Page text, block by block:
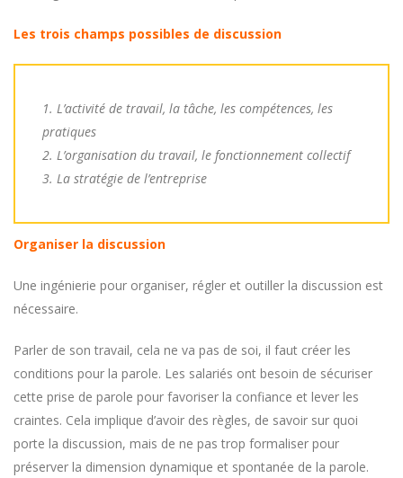
Les trois champs possibles de discussion
1. L’activité de travail, la tâche, les compétences, les
pratiques
2. L’organisation du travail, le fonctionnement collectif
3. La stratégie de l’entreprise
Organiser la discussion
Une ingénierie pour organiser, régler et outiller la discussion est
nécessaire.
Parler de son travail, cela ne va pas de soi, il faut créer les
conditions pour la parole. Les salariés ont besoin de sécuriser
cette prise de parole pour favoriser la confiance et lever les
craintes. Cela implique d’avoir des règles, de savoir sur quoi
porte la discussion, mais de ne pas trop formaliser pour
préserver la dimension dynamique et spontanée de la parole.